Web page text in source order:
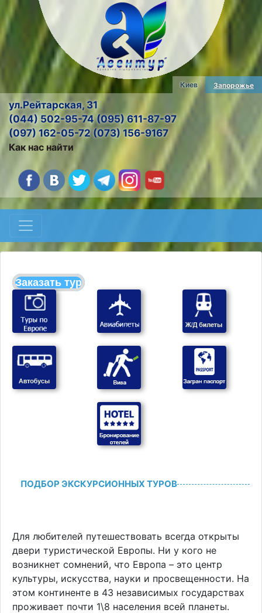
Киев Запорожье
ул.Рейтарская, 31
(044) 502-95-74 (095) 611-87-97
(097) 162-05-72 (073) 156-9167
Как нас найти
Заказать тур
ПОДБОР ЭКСКУРСИОННЫХ ТУРОВ
Для любителей путешествовать всегда открыты
двери туристической Европы. Ни у кого не
возникнет сомнений, что Европа – это центр
культуры, искусства, науки и просвещенности. На
этом континенте в 43 независимых государствах
проживает почти 1\8 населения всей планеты.